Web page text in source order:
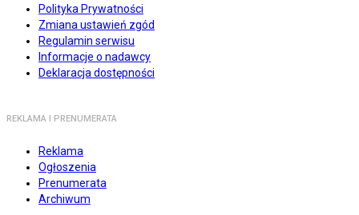
Polityka Prywatności
Zmiana ustawień zgód
Regulamin serwisu
Informacje o nadawcy
Deklaracja dostępności
REKLAMA I PRENUMERATA
Reklama
Ogłoszenia
Prenumerata
Archiwum